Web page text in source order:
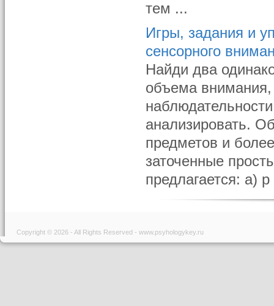
тем ...
Игры, задания и
сенсорного
Найди два
объема
анализировать.
предметов и
заточенные
предлагается: а)
Copyright © 2026 - All Rights Reserved - www.psyhologykey.ru